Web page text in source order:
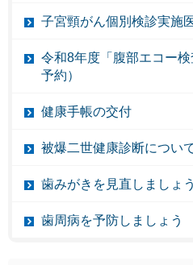
子宮頸がん個別検診実施
令和8年度「腹部エコー
予約）
健康手帳の交付
被爆二世健康診断につい
歯みがきを見直しましょ
歯周病を予防しましょう